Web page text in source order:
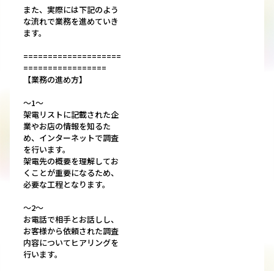
また、実際には下記のよう
な流れで業務を進めていき
ます。
====================
=================
【業務の進め方】
～1～
架電リストに記載された企
業やお店の情報を知るた
め、インターネットで調査
を行います。
架電先の概要を理解してお
くことが重要になるため、
必要な工程となります。
～2～
お電話で相手とお話しし、
お客様から依頼された調査
内容についてヒアリングを
行います。